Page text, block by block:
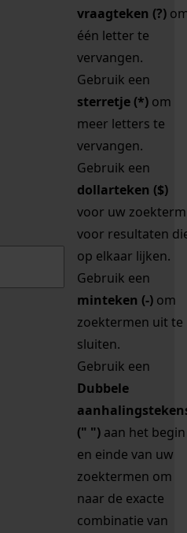
vraagteken (?)
één letter te
vervangen.
Gebruik een
sterretje (*) om
meer letters te
vervangen.
Gebruik een
dollarteken ($)
voor uw zoekterm
voor resultaten
op elkaar lijken.
Gebruik een
minteken (-) om
zoektermen uit te
sluiten.
Gebruik een
Dubbele
(" ") aan het begin
en einde van uw
zoektermen om
naar de exacte
combinatie van